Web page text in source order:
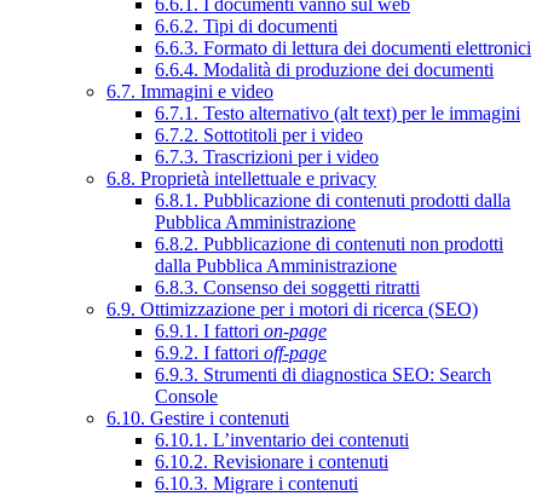
6.6.1. I documenti vanno sul web
6.6.2. Tipi di documenti
6.6.3. Formato di lettura dei documenti elettronici
6.6.4. Modalità di produzione dei documenti
6.7. Immagini e video
6.7.1. Testo alternativo (alt text) per le immagini
6.7.2. Sottotitoli per i video
6.7.3. Trascrizioni per i video
6.8. Proprietà intellettuale e privacy
6.8.1. Pubblicazione di contenuti prodotti dalla
Pubblica Amministrazione
6.8.2. Pubblicazione di contenuti non prodotti
dalla Pubblica Amministrazione
6.8.3. Consenso dei soggetti ritratti
6.9. Ottimizzazione per i motori di ricerca (SEO)
6.9.1. I fattori on-page
6.9.2. I fattori off-page
6.9.3. Strumenti di diagnostica SEO: Search
Console
6.10. Gestire i contenuti
6.10.1. L’inventario dei contenuti
6.10.2. Revisionare i contenuti
6.10.3. Migrare i contenuti